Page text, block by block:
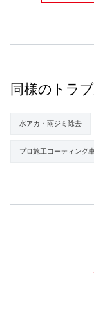
同様のトラ
水アカ・雨ジミ除去
プロ施工コーティング